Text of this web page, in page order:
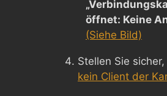
öffnet: Keine
(Siehe Bild)
Stellen Sie
kein Client der